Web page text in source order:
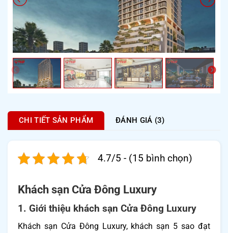
CHI TIẾT SẢN PHẨM ĐÁNH GIÁ (3)
4.7/5 - (15 bình chọn)
Khách sạn Cửa Đông Luxury
1. Giới thiệu khách sạn Cửa Đông Luxury
Khách sạn Cửa Đông Luxury, khách sạn 5 sao đạt